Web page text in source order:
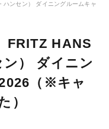
ハンセン） ダイニングルームキャ
FRITZ HANS
） ダイニン
（※キャ
）